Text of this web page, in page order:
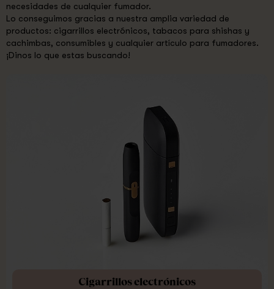
necesidades de cualquier fumador.
Lo conseguimos gracias a nuestra amplia variedad de
productos: cigarrillos electrónicos, tabacos para shishas y
cachimbas, consumibles y cualquier artículo para fumadores.
¡Dinos lo que estas buscando!
Cigarrillos electrónicos